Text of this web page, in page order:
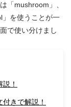
「mushroom」、
を使うことが一
で使い分けまし
！
きで解説！